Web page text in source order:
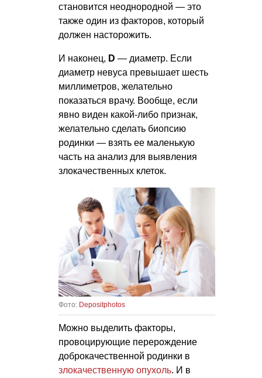
становится неоднородной — это
также один из факторов, который
должен насторожить.
И наконец, D — диаметр. Если
диаметр невуса превышает шесть
миллиметров, желательно
показаться врачу. Вообще, если
явно виден какой-либо признак,
желательно сделать биопсию
родинки — взять ее маленькую
часть на анализ для выявления
злокачественных клеток.
Фото: Depositphotos
Можно выделить факторы,
провоцирующие перерождение
доброкачественной родинки в
злокачественную опухоль. И в